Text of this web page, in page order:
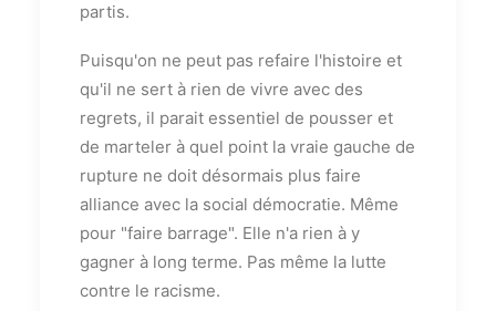
partis.
Puisqu'on ne peut pas refaire l'histoire et
qu'il ne sert à rien de vivre avec des
regrets, il parait essentiel de pousser et
de marteler à quel point la vraie gauche de
rupture ne doit désormais plus faire
alliance avec la social démocratie. Même
pour "faire barrage". Elle n'a rien à y
gagner à long terme. Pas même la lutte
contre le racisme.